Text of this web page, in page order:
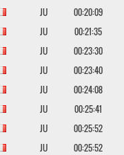
JU
00:20:09
JU
00:21:35
JU
00:23:30
JU
00:23:40
JU
00:24:08
JU
00:25:41
JU
00:25:52
JU
00:25:52